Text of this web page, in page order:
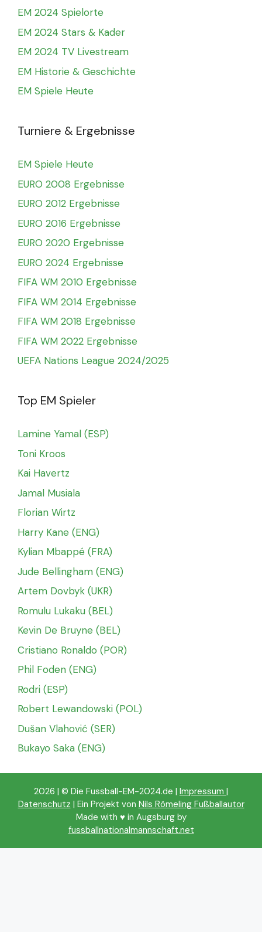
EM 2024 Spielorte
EM 2024 Stars & Kader
EM 2024 TV Livestream
EM Historie & Geschichte
EM Spiele Heute
Turniere & Ergebnisse
EM Spiele Heute
EURO 2008 Ergebnisse
EURO 2012 Ergebnisse
EURO 2016 Ergebnisse
EURO 2020 Ergebnisse
EURO 2024 Ergebnisse
FIFA WM 2010 Ergebnisse
FIFA WM 2014 Ergebnisse
FIFA WM 2018 Ergebnisse
FIFA WM 2022 Ergebnisse
UEFA Nations League 2024/2025
Top EM Spieler
Lamine Yamal (ESP)
Toni Kroos
Kai Havertz
Jamal Musiala
Florian Wirtz
Harry Kane (ENG)
Kylian Mbappé (FRA)
Jude Bellingham (ENG)
Artem Dovbyk (UKR)
Romulu Lukaku (BEL)
Kevin De Bruyne (BEL)
Cristiano Ronaldo (POR)
Phil Foden (ENG)
Rodri (ESP)
Robert Lewandowski (POL)
Dušan Vlahović (SER)
Bukayo Saka (ENG)
2026 | © Die Fussball-EM-2024.de | Impressum |
Datenschutz | Ein Projekt von Nils Römeling Fußballautor
Made with ♥️ in Augsburg by
fussballnationalmannschaft.net